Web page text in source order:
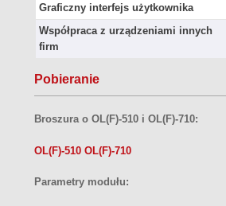
Graficzny interfejs użytkownika
Współpraca z urządzeniami innych
firm
Pobieranie
Broszura o OL(F)-510 i OL(F)-710:
OL(F)-510 OL(F)-710
Parametry modułu: